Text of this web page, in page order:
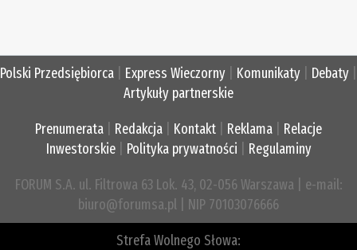
Polski Przedsiębiorca Express Wieczorny Komunikaty Debaty
Artykuły partnerskie
Prenumerata Redakcja Kontakt Reklama
Relacje
Inwestorskie| Polityka prywatności Regulaminy
FORUM S.A. ul. Filtrowa 63 Lok. 43, 02-056 Warszawa | e-mail:
biuro@forumsa.pl | NIP 70103076666
Strefa Wolnego Słowa: